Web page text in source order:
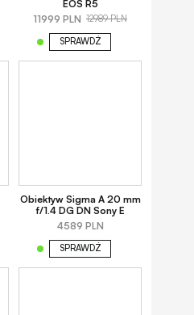
EOS R5
11999 PLN 12989 PLN
SPRAWDŹ
Obiektyw Sigma A 20 mm
f/1.4 DG DN Sony E
4589 PLN
SPRAWDŹ